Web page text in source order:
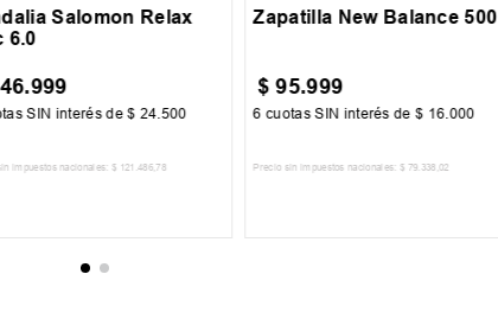
Salomon Relax
6.0
.999
SIN interés de$ 24.500
impuestos nacionales: $ 121 .486 ,78
Zapatilla New Balance 500
$ 95.999
6 cuotas SIN interés de$ 16.000
Precio sin impuestos nacionales: $ 79 338 ,02